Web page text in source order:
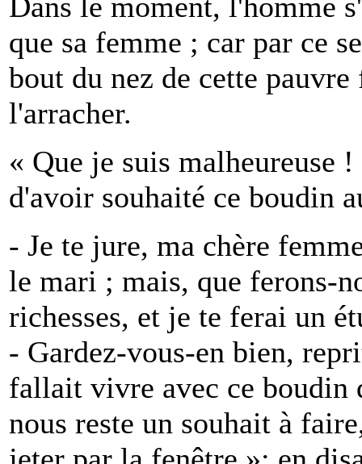
que sa femme ; car par ce
bout du nez de cette
l'arracher.
« Que je suis malheureuse
d'avoir souhaité ce boudin
- Je te jure, ma chère
le mari ; mais, que ferons-
richesses, et je te ferai un
- Gardez-vous-en bien,
fallait vivre avec ce boudin
nous reste un souhait à